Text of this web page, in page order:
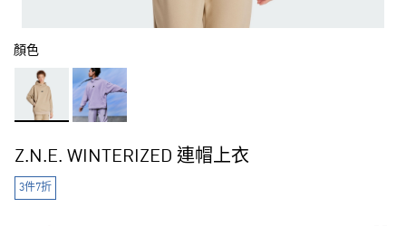
顏色
Z.N.E. WINTERIZED 連帽上衣
3件7折